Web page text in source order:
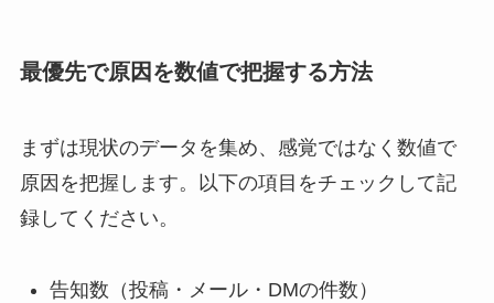
最優先で原因を数値で把握する方法
まずは現状のデータを集め、感覚ではなく数値で
原因を把握します。以下の項目をチェックして記
録してください。
告知数（投稿・メール・DMの件数）